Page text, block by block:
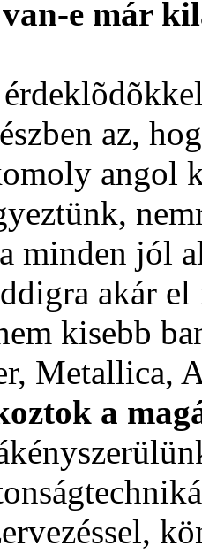
e már
az,
angol
minden jól
akár
kisebb
Metallica,
a